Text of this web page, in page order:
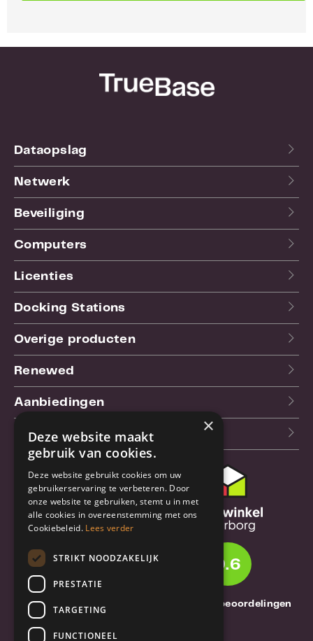
Dataopslag
Netwerk
Beveiliging
Computers
Licenties
Docking Stations
Overige producten
Renewed
Aanbiedingen
Blog
Klantenservice
Garantie en reparatie
Annuleren of retourneren
Over TrueBase
9.6
1261 Thuisbeoordelingen
Over TrueBase
×
Deze website maakt
gebruik van cookies.
Deze website gebruikt cookies om uw
gebruikerservaring te verbeteren. Door
onze website te gebruiken, stemt u in met
alle cookies in overeenstemming met ons
Cookiebeleid. Lees verder
STRIKT NOODZAKELIJK
PRESTATIE
TARGETING
FUNCTIONEEL